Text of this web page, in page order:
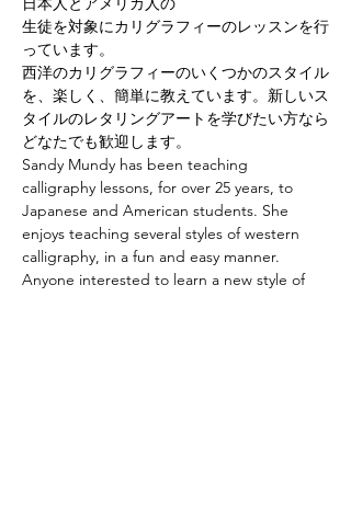
生徒を対象にカリグラフィーのレッスンを行
っています。
西洋のカリグラフィーのいくつかのスタイル
を、楽しく、簡単に教えています。新しいス
タイルのレタリングアートを学びたい方なら
どなたでも歓迎します。
Sandy Mundy has been teaching
calligraphy lessons, for over 25 years, to
Japanese and American students. She
enjoys teaching several styles of western
calligraphy, in a fun and easy manner.
Anyone interested to learn a new style of